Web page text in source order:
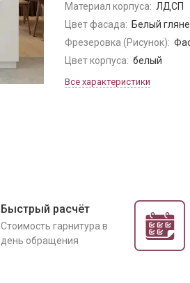
Материал корпуса: ЛДСП
Цвет фасада: Белый
Фрезеровка (Рисунок):
Цвет корпуса: белый
Все характеристики
Быстрый расчёт
Cтоимость гарнитура в
день обращения